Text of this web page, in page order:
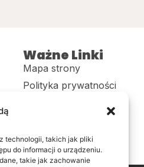
technologii, takich jak pliki
do informacji o urządzeniu.
takie jak zachowanie
Ważne Linki
Mapa strony
Polityka prywatności
Sklep